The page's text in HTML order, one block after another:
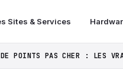
Sites & Services
DE POINTS PAS CHER : LES